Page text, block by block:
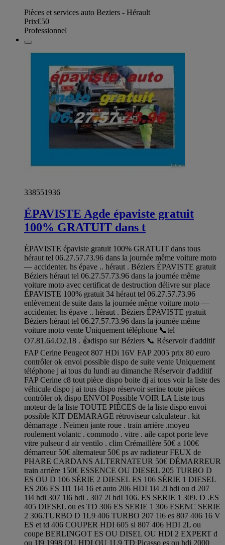
Pièces et services auto Beziers - Hérault
Prix€50
Professionnel
338551936
ÉPAVISTE Agde épaviste gratuit
100% GRATUIT dans t
ÉPAVISTE épaviste gratuit 100% GRATUIT dans tous
héraut tel 06.27.57.73.96 dans la journée même voiture moto
— accidenter. hs épave .. héraut . Béziers ÉPAVISTE gratuit
Béziers héraut tel 06.27.57.73.96 dans la journée même
voiture moto avec certificat de destruction délivre sur place
ÉPAVISTE 100% gratuit 34 héraut tel 06.27.57.73.96
enlèvement de suite dans la journée même voiture moto —
accidenter. hs épave .. héraut . Béziers ÉPAVISTE gratuit
Béziers héraut tel 06.27.57.73.96 dans la journée même
voiture moto vente Uniquement téléphone 📞tel
O7.81.64.O2.18 . 👍dispo sur Béziers 📞 Réservoir d'additif
FAP Cerine Peugeot 807 HDi 16V FAP 2005 prix 80 euro
contrôler ok envoi possible dispo de suite vente Uniquement
téléphone j ai tous du lundi au dimanche Réservoir d'additif
FAP Cerine c8 tout pièce dispo boite dj ai tous voir la liste des
véhicule dispo j ai tous dispo réservoir serine toute pièces
contrôler ok dispo ENVOI Possible VOIR LA Liste tous
moteur de la liste TOUTE PIÈCES de la liste dispo envoi
possible KIT DEMARAGE rétroviseur calculateur . kit
démarrage . Neimen jante roue . train arrière .moyeu
roulement volantc . commodo . vitre . aile capot porte leve
vitre pulseur d air ventilo . clim Crémaillère 50€ a 100€
démarreur 50€ alternateur 50€ ps av radiateur FEUX de
PHARE CARDANS ALTERNATEUR 50€ DÉMARREUR
train arrière 150€ ESSENCE OU DIESEL 205 TURBO D
ES OU D 106 SÉRIE 2 DIESEL ES 106 SÉRIE 1 DIESEL
ES 206 ES 1l1 1l4 16 et auto 206 HDI 1l4 2l hdi ou d 207
1l4 hdi 307 1l6 hdi . 307 2l hdI 106. ES SERIE 1 309. D .ES
405 DIESEL ou es TD 306 ES SERIE 1 306 ESENC SERIE
2 306.TURBO D 1L9 406 TURBO 207 1l6 es 807 406 16 V
ES et td 406 COUPER HDI 605 sl 807 406 HDI 2L ou
coupe BERLINGOT ES OU DISEL OU HDI 2 EXPERT d
ou 1l9 1998 OU HDI OU 1L9 TD Picasso es ou hdi 2000